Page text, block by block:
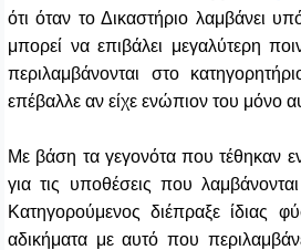
ότι όταν το Δικαστήριο λαμβάνει
μπορεί να επιβάλει μεγαλύτερη
περιλαμβάνονται στο
επέβαλλε αν είχε ενώπιον του μόνο
Με βάση τα γεγονότα που τέθηκαν
για τις υποθέσεις που
Κατηγορούμενος διέπραξε ίδιας
αδικήματα με αυτό που